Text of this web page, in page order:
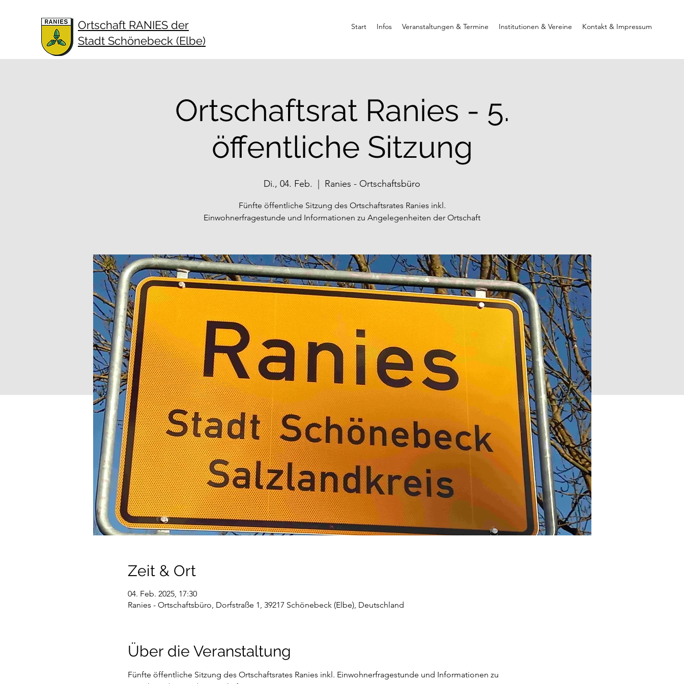
Ortschaft RANIES der
Stadt Schönebeck (Elbe)
Start Infos Veranstaltungen & Termine Institutionen & Vereine Kontakt & Impressum
Ortschaftsrat Ranies - 5.
öffentliche Sitzung
Di., 04. Feb. Ranies - Ortschaftsbüro
Fünfte öffentliche Sitzung des Ortschaftsrates Ranies inkl.
Einwohnerfragestunde und Informationen zu Angelegenheiten der Ortschaft
Zeit & Ort
04. Feb. 2025, 17:30
Ranies - Ortschaftsbüro, Dorfstraße 1, 39217 Schönebeck (Elbe), Deutschland
Über die Veranstaltung
Fünfte öffentliche Sitzung des Ortschaftsrates Ranies inkl. Einwohnerfragestunde und Informationen zu